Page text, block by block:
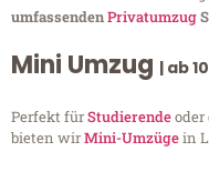
umfassendenPrivatumzug
Mini Umzug | ab
Perfekt fürStudierendeoder
bieten wirMini-Umzügein